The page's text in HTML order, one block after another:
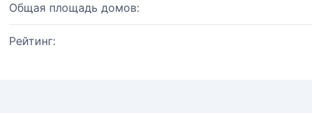
Общая площадь домов:
Рейтинг: